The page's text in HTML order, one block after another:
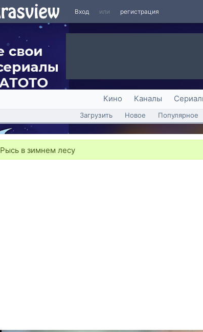
Вход или регистрация
Кино Каналы
Загрузить Новое Популярное
Рысь в зимнем лесу